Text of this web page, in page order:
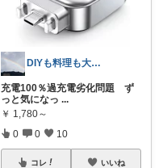
DIYも料理も大好き！
充電100％過充電劣化問題 ず
っと気になっ ...
￥ 1,780～
0 0 10
コレ いいね